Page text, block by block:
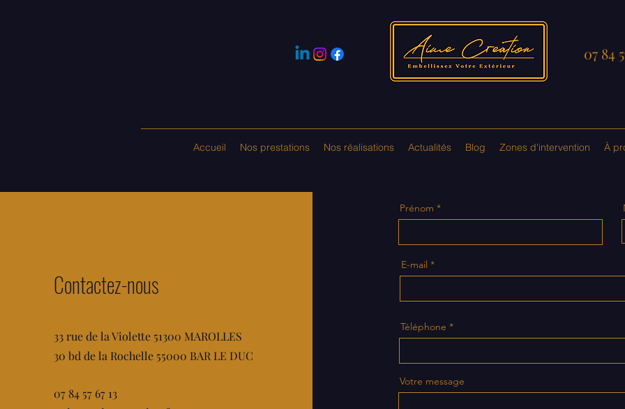
07 84
Accueil Nos prestations Nos réalisations Actualités Blog Zones d'intervention À
Contactez-nous
33 rue de la Violette 51300 MAROLLES
30 bd de la Rochelle 55000 BAR LE DUC
07 84 57 67 13
Prénom
E-mail
Téléphone
Votre message